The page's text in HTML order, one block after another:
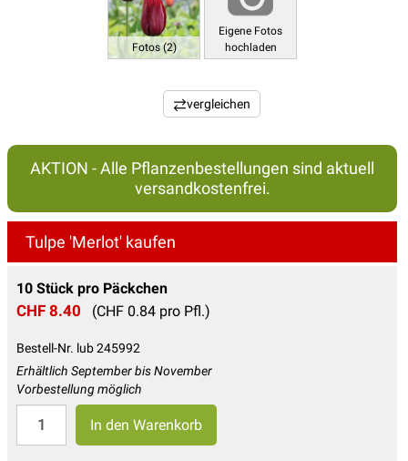
Fotos (2)
Eigene Fotos
hochladen
vergleichen
AKTION - Alle Pflanzenbestellungen sind aktuell
versandkostenfrei.
Tulpe 'Merlot' kaufen
10 Stück pro Päckchen
CHF 8.40 (CHF 0.84 pro Pfl.)
Bestell-Nr. lub 245992
Erhältlich September bis November
Vorbestellung möglich